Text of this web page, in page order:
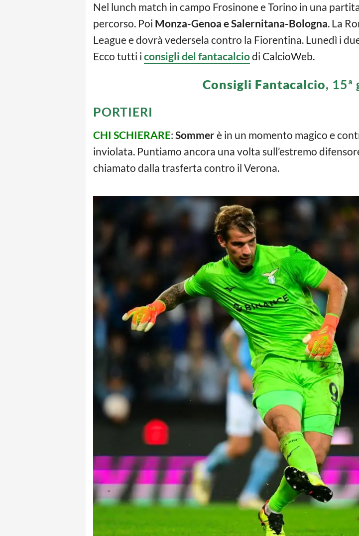
Nel lunch match in campo Frosinone e Torino in una
percorso. Poi Monza-Genoa e Salernitana-Bologna. La
League e dovrà vedersela contro la Fiorentina. Lunedì i
Ecco tutti i consigli del fantacalciodi CalcioWeb.
Consigli Fantacalcio, 15ª
PORTIERI
CHI SCHIERARE: Sommerè in un momento magico e
inviolata. Puntiamo ancora una volta sull’estremo
chiamato dalla trasferta contro il Verona.